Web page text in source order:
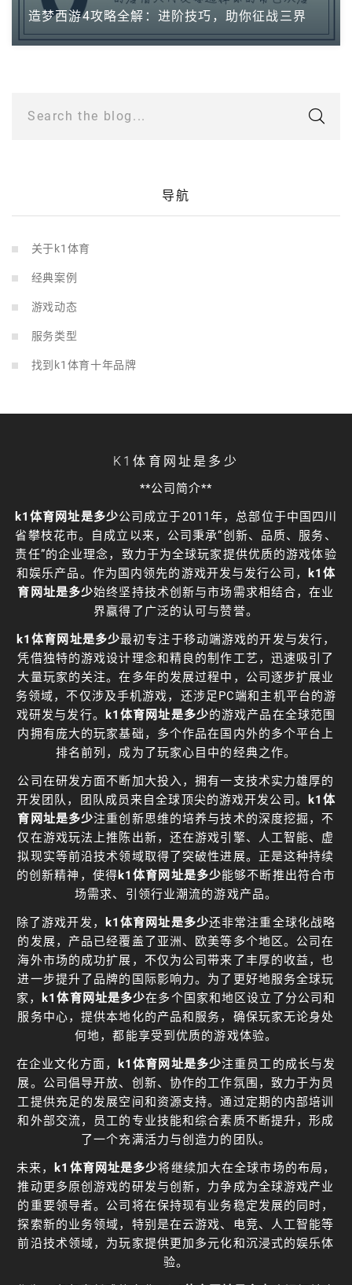
造梦西游4攻略全解：进阶技巧，助你征战三界
Search the blog...
导航
关于k1体育
经典案例
游戏动态
服务类型
找到k1体育十年品牌
K1体育网址是多少
**公司简介**
k1体育网址是多少公司成立于2011年，总部位于中国四川
省攀枝花市。自成立以来，公司秉承“创新、品质、服务、
责任”的企业理念，致力于为全球玩家提供优质的游戏体验
和娱乐产品。作为国内领先的游戏开发与发行公司，
k1体
育网址是多少始终坚持技术创新与市场需求相结合，在业
界赢得了广泛的认可与赞誉。
k1体育网址是多少最初专注于移动端游戏的开发与发行，
凭借独特的游戏设计理念和精良的制作工艺，迅速吸引了
大量玩家的关注。在多年的发展过程中，公司逐步扩展业
务领域，不仅涉及手机游戏，还涉足PC端和主机平台的游
戏研发与发行。
k1体育网址是多少的游戏产品在全球范围
内拥有庞大的玩家基础，多个作品在国内外的多个平台上
排名前列，成为了玩家心目中的经典之作。
公司在研发方面不断加大投入，拥有一支技术实力雄厚的
开发团队，团队成员来自全球顶尖的游戏开发公司。
k1体
育网址是多少注重创新思维的培养与技术的深度挖掘，不
仅在游戏玩法上推陈出新，还在游戏引擎、人工智能、虚
拟现实等前沿技术领域取得了突破性进展。正是这种持续
的创新精神，使得 k1体育网址是多少能够不断推出符合市
场需求、引领行业潮流的游戏产品。
除了游戏开发，
k1体育网址是多少还非常注重全球化战略
的发展，产品已经覆盖了亚洲、欧美等多个地区。公司在
海外市场的成功扩展，不仅为公司带来了丰厚的收益，也
进一步提升了品牌的国际影响力。为了更好地服务全球玩
家，
k1体育网址是多少在多个国家和地区设立了分公司和
服务中心，提供本地化的产品和服务，确保玩家无论身处
何地，都能享受到优质的游戏体验。
在企业文化方面，
k1体育网址是多少注重员工的成长与发
展。公司倡导开放、创新、协作的工作氛围，致力于为员
工提供充足的发展空间和资源支持。通过定期的内部培训
和外部交流，员工的专业技能和综合素质不断提升，形成
了一个充满活力与创造力的团队。
未来，
k1体育网址是多少将继续加大在全球市场的布局，
推动更多原创游戏的研发与创新，力争成为全球游戏产业
的重要领导者。公司将在保持现有业务稳定发展的同时，
探索新的业务领域，特别是在云游戏、电竞、人工智能等
前沿技术领域，为玩家提供更加多元化和沉浸式的娱乐体
验。